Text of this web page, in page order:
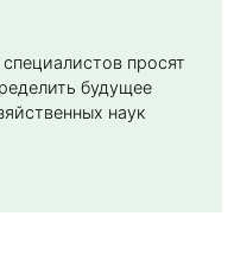
просят
будущее
наук